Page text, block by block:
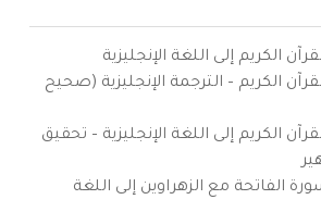
الكريم إلى اللغة الإنجليزية
الكريم – الترجمة الإنجليزية (صحيح
الكريم إلى اللغة الإنجليزية – تحقيق
الفاتحة مع الزهراوين إلى اللغة